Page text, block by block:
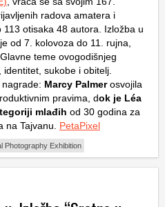
radova amatera i
otisaka 48 autora. Izložba u
od 7. kolovoza do 11. rujna,
teme ovogodišnjeg
sukobe i obitelj.
Marcy Palmerosvojila
pravima, dok je Léa
mlađih od 30 godina za
na Tajvanu. PetaPixel
Photography Exhibition